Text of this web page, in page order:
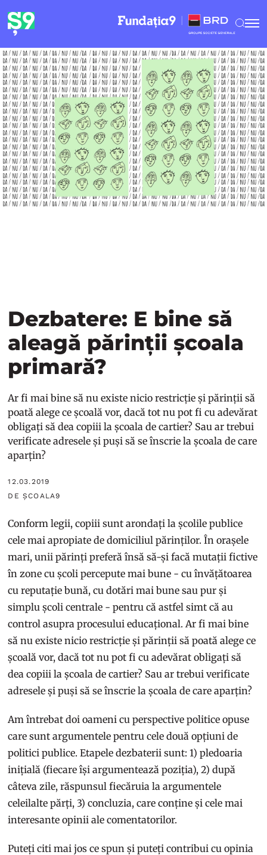
Dezbatere: E bine să
aleagă părinții școala
primară?
Ar fi mai bine să nu existe nicio restricție și părinții să
poată alege ce școală vor, dacă tot nu pot fi cu adevărat
obligați să dea copiii la școala de cartier? Sau ar trebui
verificate adresele și puși să se înscrie la școala de care
aparțin?
12.03.2019
DE ȘCOALA9
Conform legii, copiii sunt arondați la școlile publice
cele mai apropiate de domiciliul părinților. În orașele
mari, unii părinți preferă însă să-și facă mutații fictive
în zone cu școli percepute mai bune - cu învățătoarea
cu reputație bună, cu dotări mai bune sau pur și
simplu școli centrale - pentru că astfel simt că au
control asupra procesului educațional. Ar fi mai bine
să nu existe nicio restricție și părinții să poată alege ce
școală vor, dacă tot nu pot fi cu adevărat obligați să
dea copiii la școala de cartier? Sau ar trebui verificate
adresele și puși să se înscrie la școala de care aparțin?
Am întrebat doi oameni cu perspective politice opuse
care sunt argumentele pentru cele două opțiuni de
politici publice. Etapele dezbaterii sunt: 1) pledoaria
inițială (fiecare își argumentează poziția), 2) după
câteva zile, răspunsul fiecăruia la argumentele
celeilalte părți, 3) concluzia, care conține și cele mai
interesante opinii ale comentatorilor.
Puteți citi mai jos ce spun și puteți contribui cu opinia